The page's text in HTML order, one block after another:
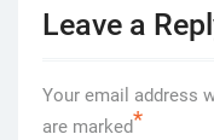
Leave a
Your email address
are marked*